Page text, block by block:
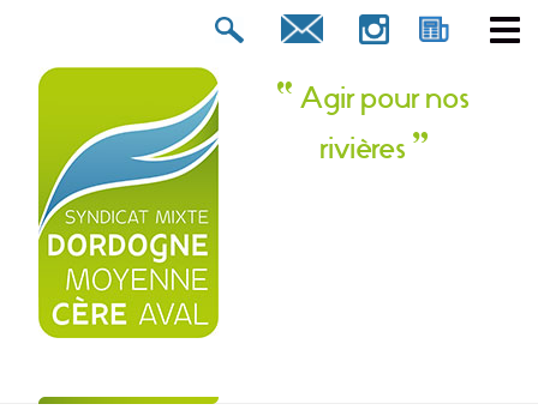
Agir pour nos
rivières
Rechercher :